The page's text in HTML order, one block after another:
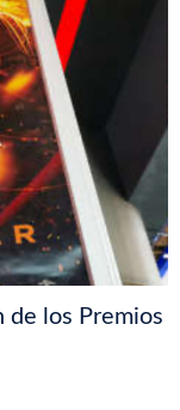
de los Premios